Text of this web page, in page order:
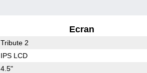
Ecran
Tribute 2
IPS LCD
4.5"